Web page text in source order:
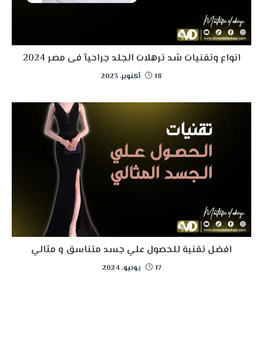
انواع وتقنيات شد ترهلات الجلد جراحيآ فى مصر 2024
18 أكتوبر، 2023
افضل تقنية للحصول علي جسد متناسق و مثالي
17 يونيو، 2024